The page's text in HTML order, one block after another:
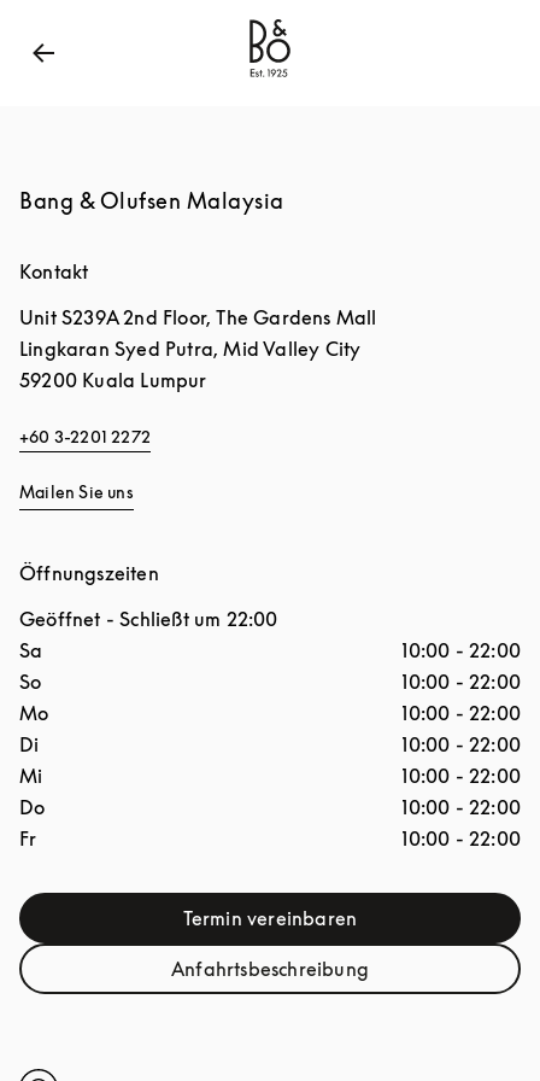
Bang & Olufsen - Exist to Create
Bang & Olufsen Malaysia
Kontakt
Unit S239A 2nd Floor, The Gardens Mall
Lingkaran Syed Putra, Mid Valley City
59200 Kuala Lumpur
+60 3-2201 2272
Mailen Sie uns
Öffnungszeiten
Geöffnet - Schließt um 22:00
Wochentag
Sa 10:00 - 22:00
So
10:00 - 22:00
Mo
10:00 - 22:00
Di
10:00 - 22:00
Mi
10:00 - 22:00
Do
10:00 - 22:00
Fr
10:00 - 22:00
Termin vereinbarenLink Opens in New Tab
AnfahrtsbeschreibungLink Opens in New Tab